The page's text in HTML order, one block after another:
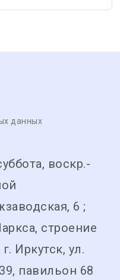
данных
воскр.-
6 ;
строение
Иркутск, ул.
павильон 68